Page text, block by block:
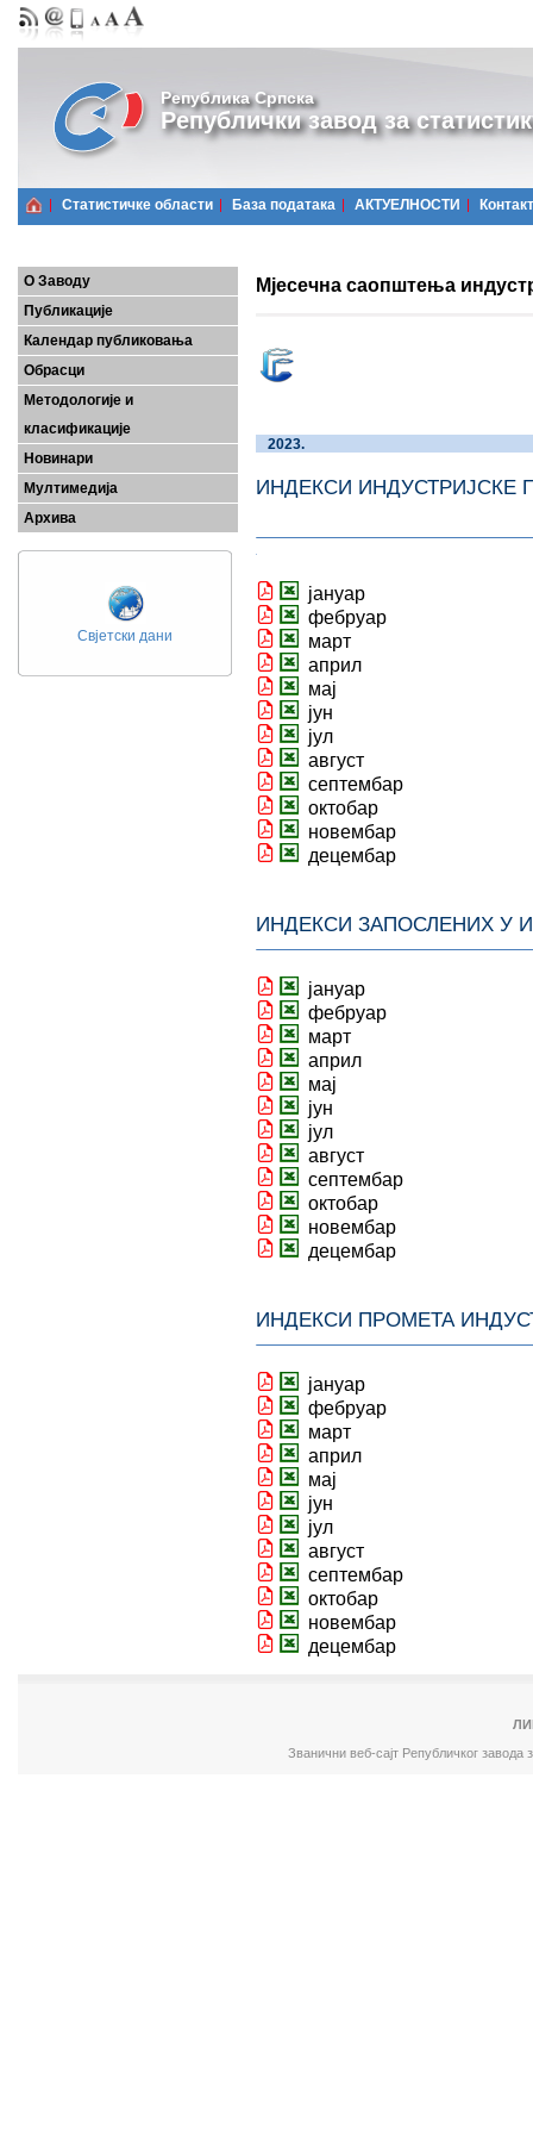
Република Српска
Републички завод за
Статистичке области Базa података АКТУЕЛНОСТИ Контакт
О Заводу
Публикације
Календар публиковања
Обрасци
Методологије и
класификације
Новинари
Мултимедија
Архива
Свјетски дани
Мјесечна саопштења
2023.
ИНДЕКСИ
јануар
фебруар
март
април
мај
јун
јул
август
септембар
октобар
новембар
децембар
ИНДЕКСИ ЗАПОСЛЕНИХ У
јануар
фебруар
март
април
мај
јун
јул
август
септембар
октобар
новембар
децембар
ИНДЕКСИ ПРОМЕТА
јануар
фебруар
март
април
мај
јун
јул
август
септембар
октобар
новембар
децембар
Званични веб-сајт Републичког